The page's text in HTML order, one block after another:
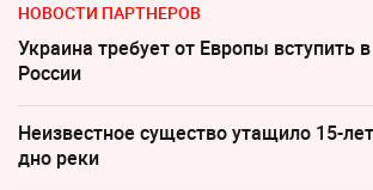
НОВОСТИ ПАРТНЕРОВ
Украина требует от Европы вступить
России
Неизвестное существо утащило 15-
дно реки